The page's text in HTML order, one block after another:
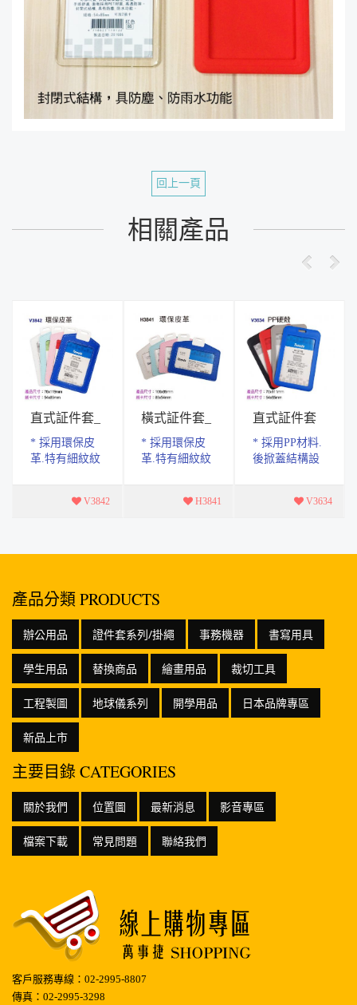
回上一頁
相關產品
直式証件套_
環保皮革
* 採用環保皮
革.特有細紋紋
緻.，手感舒
更便利 * 產...
V3842
橫式証件套_
環保皮革
* 採用環保皮
革.特有細紋紋
緻.，手感舒
更便利 * 產...
H3841
直式証件套
_PP硬殼
* 採用PP材料.
後掀蓋結構設
脫落。 * 表面
產品尺...
V3634
產品分類 PRODUCTS
辦公用品 證件套系列/掛繩 事務機器 書寫用具
學生用品 替換商品 繪畫用品 裁切工具
工程製圖 地球儀系列 開學用品 日本品牌專區
新品上市
主要目錄 CATEGORIES
關於我們 位置圖 最新消息 影音專區
檔案下載 常見問題 聯絡我們
客戶服務專線：02-2995-8807
傳真：02-2995-3298